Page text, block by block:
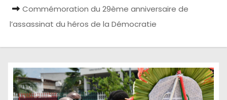
Commémoration du 29ème anniversaire de
l’assassinat du héros de la Démocratie